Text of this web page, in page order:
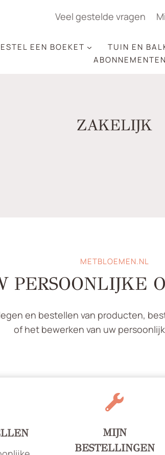
Veel gestelde vragen
EEN BOEKET TUIN EN
ABONNEMENTEN
ZAKELIJK
METBLOEMEN.NL
PERSOONLIJKE
en bestellen van producten,
of het bewerken van uw
MIJN
BESTELLINGEN